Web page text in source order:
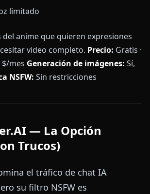
limitado
del anime que quieren expresiones
video completo. Precio: Gratis ·
$/mes Generación de imágenes: Sí,
NSFW: Sin restricciones
— La Opción
Trucos)
el tráfico de chat IA
su filtro NSFW es